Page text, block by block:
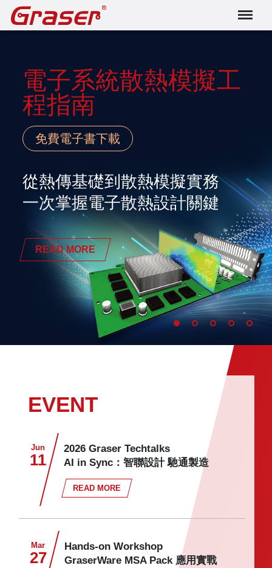
電子系統散熱模擬工
程指南
免費電子書下載
從熱傳基礎到散熱模擬實務
一次掌握電子散熱設計關鍵
READ MORE
EVENT
Jun
11
2026 Graser Techtalks
AI in Sync：智聯設計 馳通製造
READ MORE
Mar
27
Hands-on Workshop
GraserWare MSA Pack 應用實戰